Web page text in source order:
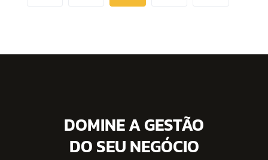
DOMINE A GESTÃO
DO SEU NEGÓCIO